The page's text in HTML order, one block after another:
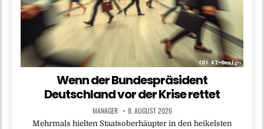
Wenn der Bundespräsident
Deutschland vor der Krise rettet
MANAGER 8. AUGUST 2026
Mehrmals hielten Staatsoberhäupter in den heikelsten